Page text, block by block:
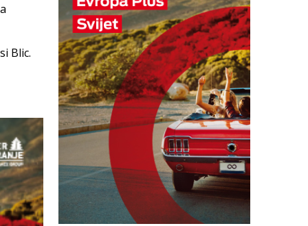
Blic.